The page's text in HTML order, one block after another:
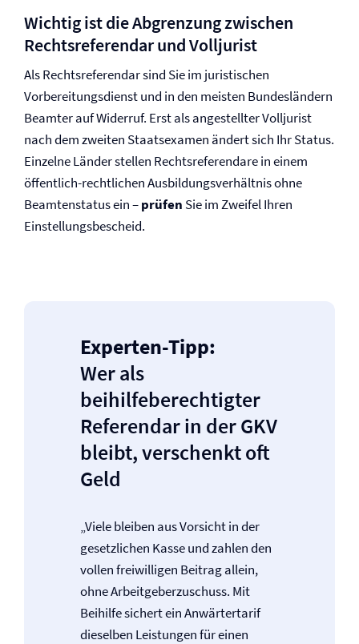
Wichtig ist die Abgrenzung zwischen
Rechtsreferendar und Volljurist
Als Rechtsreferendar sind Sie im juristischen
Vorbereitungsdienst und in den meisten Bundesländern
Beamter auf Widerruf. Erst als angestellter Volljurist
nach dem zweiten Staatsexamen ändert sich Ihr Status.
Einzelne Länder stellen Rechtsreferendare in einem
öffentlich-rechtlichen Ausbildungsverhältnis ohne
Beamtenstatus ein –prüfen Sie im Zweifel Ihren
Einstellungsbescheid.
Experten-Tipp:
Wer als
beihilfeberechtigter
Referendar in der GKV
bleibt, verschenkt oft
Geld
„Viele bleiben aus Vorsicht in der
gesetzlichen Kasse und zahlen den
vollen freiwilligen Beitrag allein,
ohne Arbeitgeberzuschuss. Mit
Beihilfe sichert ein Anwärtertarif
dieselben Leistungen für einen